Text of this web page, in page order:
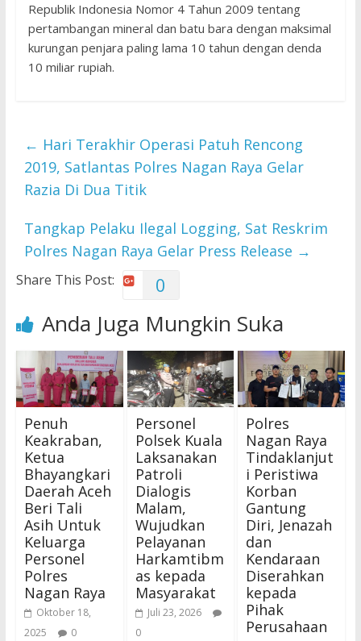
Republik Indonesia Nomor 4 Tahun 2009 tentang
pertambangan mineral dan batu bara dengan maksimal
kurungan penjara paling lama 10 tahun dengan denda
10 miliar rupiah.
← Hari Terakhir Operasi Patuh Rencong
2019, Satlantas Polres Nagan Raya Gelar
Razia Di Dua Titik
Tangkap Pelaku Ilegal Logging, Sat Reskrim
Polres Nagan Raya Gelar Press Release →
Share This Post: 0
Anda Juga Mungkin Suka
Penuh
Keakraban,
Ketua
Bhayangkari
Daerah Aceh
Beri Tali
Asih Untuk
Keluarga
Personel
Polres
Nagan Raya
Oktober 18,
2025
0
Personel
Polsek Kuala
Laksanakan
Patroli
Dialogis
Malam,
Wujudkan
Pelayanan
Harkamtibm
as kepada
Masyarakat
Juli 23, 2026
0
Polres
Nagan Raya
Tindaklanjut
i Peristiwa
Korban
Gantung
Diri, Jenazah
dan
Kendaraan
Diserahkan
kepada
Pihak
Perusahaan